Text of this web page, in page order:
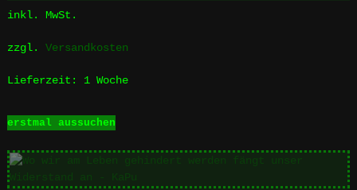
inkl. MwSt.
zzgl. Versandkosten
Lieferzeit: 1 Woche
erstmal aussuchen
Dieses
Produkt
mehrere
Varianten